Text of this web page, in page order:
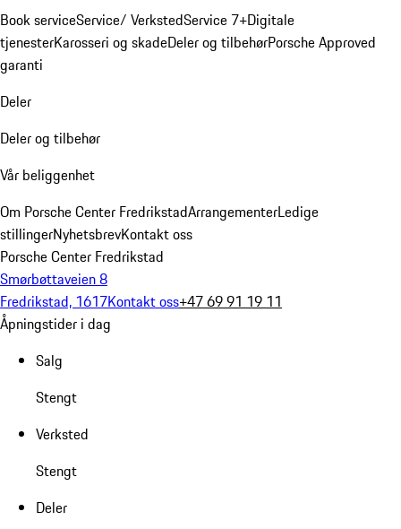
Book serviceService/ VerkstedService 7+Digitale
tjenesterKarosseri og skadeDeler og tilbehørPorsche Approved
garanti
Deler
Deler og tilbehør
Vår beliggenhet
Om Porsche Center FredrikstadArrangementerLedige
stillingerNyhetsbrevKontakt oss
Porsche Center Fredrikstad
Smørbøttaveien 8
Fredrikstad, 1617Kontakt oss+47 69 91 19 11
Åpningstider i dag
Salg
Stengt
Verksted
Stengt
Deler